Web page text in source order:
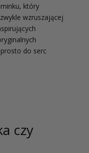
który
wzruszającej
do serc
czy